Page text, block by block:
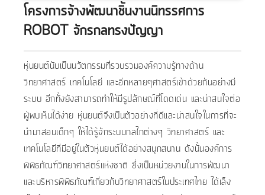
โครงการจ้างพัฒนาชิ้นงานนิทรรศการ
ROBOT จักรกลทรงปัญญา
หุ่นยนต์นับเป็นนวัตกรรมที่รวบรวมองค์ความรู้ทางด้าน
วิทยาศาสตร์ เทคโนโลยี และอีกหลายๆศาสตร์เข้าด้วยกันอย่างมี
ระบบ อีกทั้งยังสามารถทำให้มีรูปลักษณ์ที่โดดเด่น และน่าสนใจต่อ
ผู้พบเห็นได้ง่าย หุ่นยนต์จึงเป็นตัวอย่างที่ดีและน่าสนใจในการที่จะ
นำมาสอนเด็กๆ ให้ได้รู้จักระบบกลไกต่างๆ วิทยาศาสตร์ และ
เทคโนโลยีที่มีอยู่ในตัวหุ่นยนต์ได้อย่างสนุกสนาน ดังนั้นองค์การ
พิพิธภัณฑ์วิทยาศาสตร์แห่งชาติ ซึ่งเป็นหน่วยงานในการพัฒนา
และบริหารพิพิธภัณฑ์เกี่ยวกับวิทยาศาสตร์ในประเทศไทย ได้เล็ง